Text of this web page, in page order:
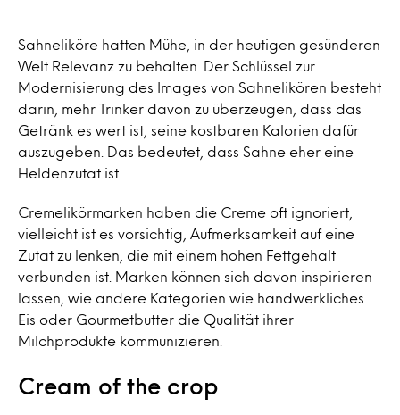
Sahneliköre hatten Mühe, in der heutigen gesünderen
Welt Relevanz zu behalten. Der Schlüssel zur
Modernisierung des Images von Sahnelikören besteht
darin, mehr Trinker davon zu überzeugen, dass das
Getränk es wert ist, seine kostbaren Kalorien dafür
auszugeben. Das bedeutet, dass Sahne eher eine
Heldenzutat ist.
Cremelikörmarken haben die Creme oft ignoriert,
vielleicht ist es vorsichtig, Aufmerksamkeit auf eine
Zutat zu lenken, die mit einem hohen Fettgehalt
verbunden ist. Marken können sich davon inspirieren
lassen, wie andere Kategorien wie handwerkliches
Eis oder Gourmetbutter die Qualität ihrer
Milchprodukte kommunizieren.
Cream of the crop